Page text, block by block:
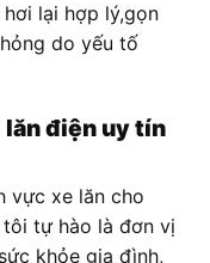
lại hợp lý,gọn
do yếu tố
lăn điện uy tín
vực xe lăn cho
tự hào là đơn vị
khỏe gia đình,